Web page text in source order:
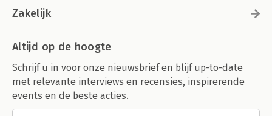
Zakelijk
Altijd op de hoogte
Schrijf u in voor onze nieuwsbrief en blijf up-to-date
met relevante interviews en recensies, inspirerende
events en de beste acties.